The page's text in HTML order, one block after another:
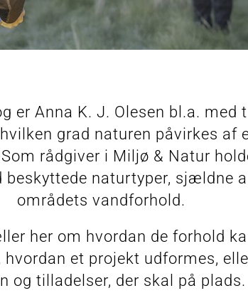
er Anna K. J. Olesen bl.a. med
grad naturen påvirkes af
rådgiver i Miljø & Natur
naturtyper, sjældne
områdets vandforhold.
her om hvordan de forhold
hvordan et projekt udformes,
og tilladelser, der skal på plads.